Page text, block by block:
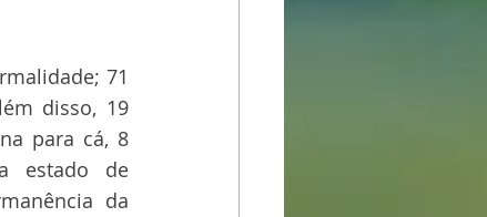
71
disso, 19
para cá, 8
estado de
da